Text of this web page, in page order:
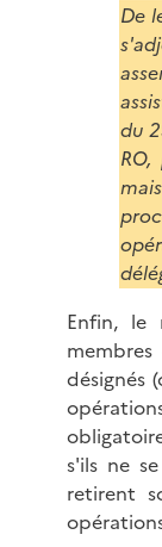
De
du
Enfin, le
désignés
s'ils ne
retirent